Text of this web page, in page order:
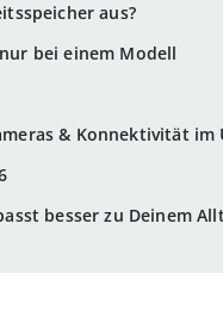
aus?
bei einem Modell
& Konnektivität im
besser zu Deinem